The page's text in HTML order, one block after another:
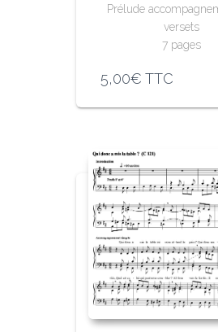
Prélude
versets
7 pages
5,00€ TTC